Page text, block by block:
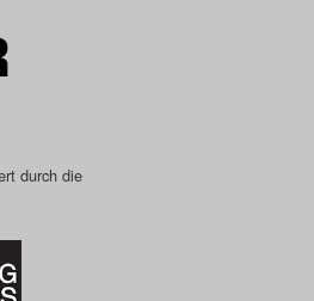
Blog
Blog
durch die